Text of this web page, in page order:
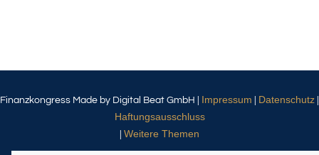
Finanzkongress Made by Digital Beat GmbH | Impressum Datenschutz
Haftungsausschluss
Weitere Themen